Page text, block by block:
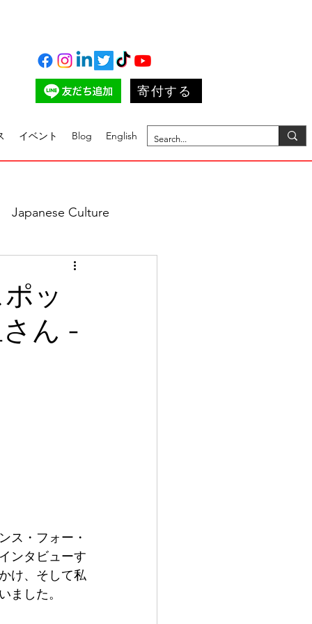
寄付する
イベント Blog English
Japanese Culture
ッ
ん -
ス・フォー・
ンタビューす
け、そして私
ました。